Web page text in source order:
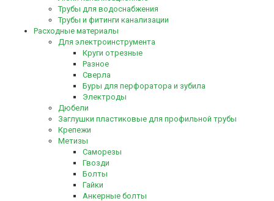
Трубы для водоснабжения
Трубы и фитинги канализации
Расходные материалы
Для электроинструмента
Круги отрезные
Разное
Сверла
Буры для перфоратора и зубила
Электроды
Дюбели
Заглушки пластиковые для профильной трубы
Крепежи
Метизы
Саморезы
Гвозди
Болты
Гайки
Анкерные болты